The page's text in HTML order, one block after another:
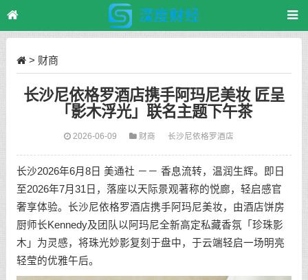
> 财商
长沙尼依格罗酒店携手阿玛尼美妆 匠呈
「影木浮光」联名主题下午茶
2026-06-09 财商 长沙尼依格罗酒店
长沙2026年6月8日 美通社 －－ 香息流转，温润生辉。即日
至2026年7月31日，落座以天际景观著称的悦廊，轻启感官
奢享体验。长沙尼依格罗酒店携手阿玛尼美妆，由酒店饼房
厨师长Kennedy及团队以阿玛尼全新高定私藏香氛「珍珠影
木」为灵感，将珠光妙影复刻于盘中，于云端轻启一场明亮
轻莹的优雅午后。